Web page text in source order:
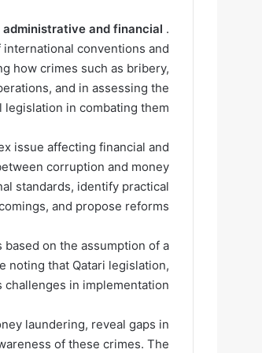
. This study addresses
and financial
conventions and
how crimes such as bribery,
and in assessing the
in combating them.
issue affecting financial and
corruption and money
standards, identify practical
and propose reforms.
on the assumption of a
noting that Qatari legislation,
in implementation.
laundering, reveal gaps in
of these crimes. The